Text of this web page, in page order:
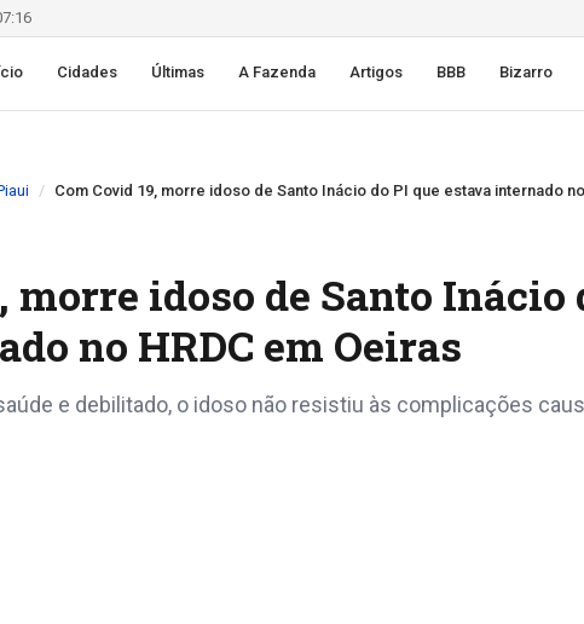
Cidades Últimas A Fazenda Artigos BBB Bizarro
Com Covid 19, morre idoso de Santo Inácio do PI que estava internado
morre idoso de Santo Inácio
no HRDC em Oeiras
e debilitado, o idoso não resistiu às complicações